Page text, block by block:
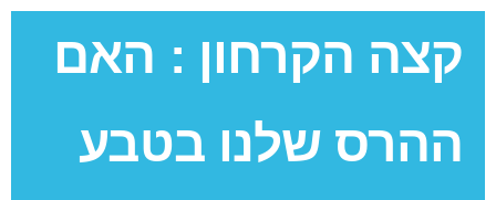
קצה הקרחון : האם
ההרס שלנו בטבע